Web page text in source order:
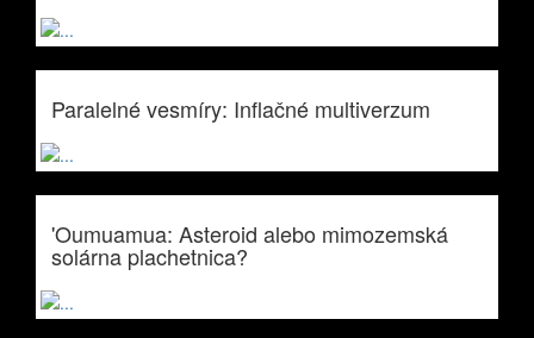
Paralelné vesmíry: Inflačné multiverzum
'Oumuamua: Asteroid alebo mimozemská
solárna plachetnica?